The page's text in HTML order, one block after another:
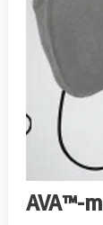
AVA™-